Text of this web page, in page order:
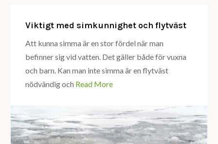
Viktigt med simkunnighet och flytväst
Att kunna simma är en stor fördel när man
befinner sig vid vatten. Det gäller både för vuxna
och barn. Kan man inte simma är en flytväst
nödvändig och Read More